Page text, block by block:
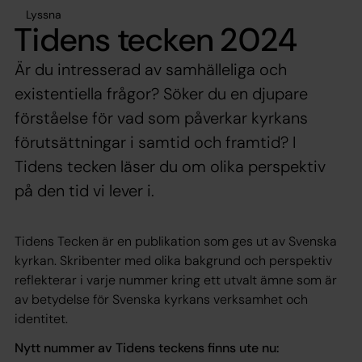
Lyssna
Tidens tecken 2024
Är du intresserad av samhälleliga och
existentiella frågor? Söker du en djupare
förståelse för vad som påverkar kyrkans
förutsättningar i samtid och framtid? I
Tidens tecken läser du om olika perspektiv
på den tid vi lever i.
Tidens Tecken är en publikation som ges ut av Svenska
kyrkan. Skribenter med olika bakgrund och perspektiv
reflekterar i varje nummer kring ett utvalt ämne som är
av betydelse för Svenska kyrkans verksamhet och
identitet.
Nytt nummer av Tidens teckens finns ute nu: